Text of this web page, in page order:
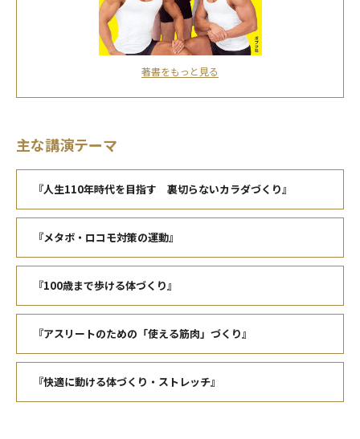
著書をもっと見る
主な講演テーマ
『人生110年時代を目指す 裏切らないカラダづくり』
『メタボ・ロコモ対策の運動』
『100歳まで歩ける体づくり』
『アスリートのための「使える筋肉」づくり』
『快適に動ける体づくり・ストレッチ』